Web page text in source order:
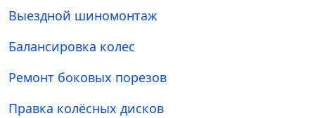
Выездной шиномонтаж
Балансировка колес
Ремонт боковых порезов
Правка колёсных дисков